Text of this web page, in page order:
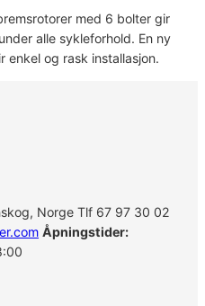
med 6 bolter gir
alle sykleforhold. En ny
enkel og rask installasjon.
Norge Tlf 67 97 30 02
Åpningstider: